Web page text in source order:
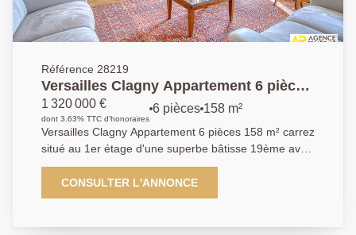
Référence 28219
Versailles Clagny Appartement 6 pièces
158 m² carrez situé au 1er étage d'une
superbe bâtisse 19ème avec grenier et
2 caves
1 320 000 €
dont 3.63% TTC d'honoraires
6 pièces 158 m²
Versailles Clagny Appartement 6 pièces 158 m² carrez
situé au 1er étage d'une superbe bâtisse 19ème avec
grenier et 2 caves - Emplacement très privilégié au
coeur de la verdure et au calme absolu pour ce
superbe appartement 6 pièces de 158 m² carrez et
CONSULTER L'ANNONCE